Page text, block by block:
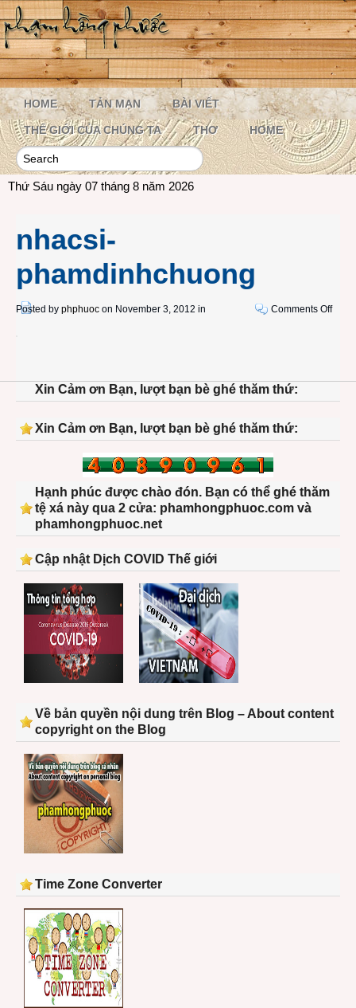
HOME TẢN MẠN BÀI VIẾT
THẾ GIỚI CỦA CHÚNG TA THƠ HOME
Thứ Sáu ngày 07 tháng 8 năm 2026
nhacsi-
phamdinhchuong
Posted by phphuoc on November 3, 2012 in Comments Offon
Xin Cảm ơn Bạn, lượt bạn bè ghé thăm thứ:
Xin Cảm ơn Bạn, lượt bạn bè ghé thăm thứ:
Hạnh phúc được chào đón. Bạn có thể ghé thăm
tệ xá này qua 2 cửa: phamhongphuoc.com và
phamhongphuoc.net
Cập nhật Dịch COVID Thế giới
Về bản quyền nội dung trên Blog – About content
copyright on the Blog
Time Zone Converter